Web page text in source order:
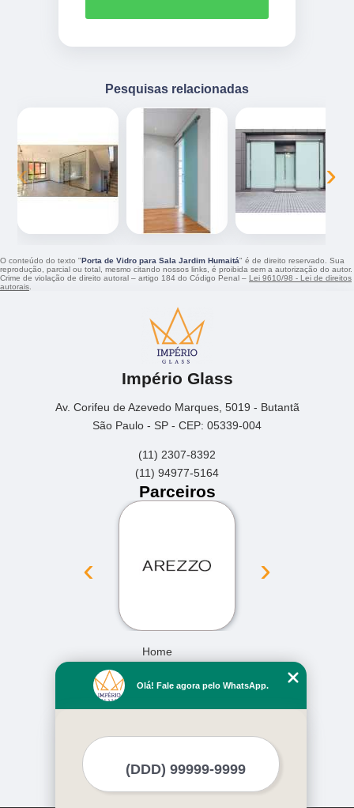
Pesquisas relacionadas
‹ ›
O conteúdo do texto "Porta de Vidro para Sala Jardim Humaitá" é de direito reservado. Sua
reprodução, parcial ou total, mesmo citando nossos links, é proibida sem a autorização do autor.
Crime de violação de direito autoral – artigo 184 do Código Penal – Lei 9610/98 - Lei de direitos
autorais.
Império Glass
Av. Corifeu de Azevedo Marques, 5019 - Butantã
São Paulo - SP - CEP: 05339-004
(11) 2307-8392
(11) 94977-5164
Parceiros
‹ ›
Home
Missão
Serviços
Mais Serviços
Olá! Fale agora pelo WhatsApp.